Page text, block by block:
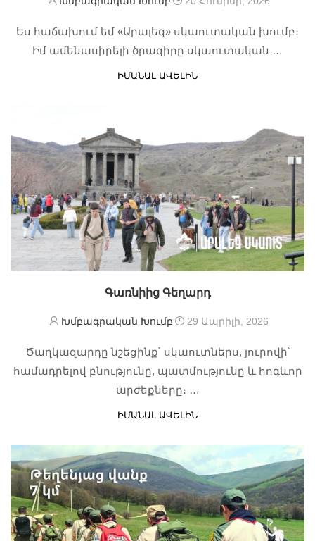
Ես հաճախում եմ «Արալեզ» սկաուտական խումբ։
Իմ ամենասիրելի ծրագիրը սկաուտական …
ԻՄԱՆԱԼ ԱՎԵԼԻՆ
Գառնիից Գեղարդ
Խմբագրական Խումբ 29 Ապրիլի, 2026
Ծաղկազարդը նշեցինք՝ սկաուտներս, յուրովի՝
համադրելով բնությունը, պատմությունը և հոգևոր
արժեքները։ …
ԻՄԱՆԱԼ ԱՎԵԼԻՆ